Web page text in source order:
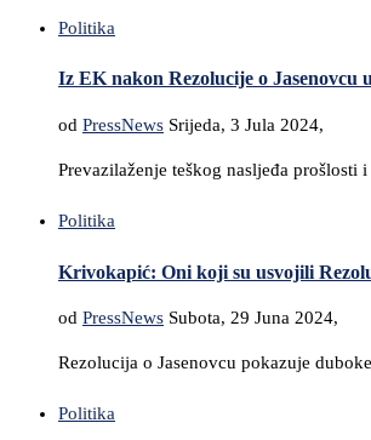
Politika
Iz EK nakon Rezolucije o Jasenovcu
od PressNews Srijeda, 3 Jula 2024,
Prevazilaženje teškog nasljeđa
Politika
Krivokapić: Oni koji su usvojili
od PressNews Subota, 29 Juna 2024,
Rezolucija o Jasenovcu pokazuje
Politika